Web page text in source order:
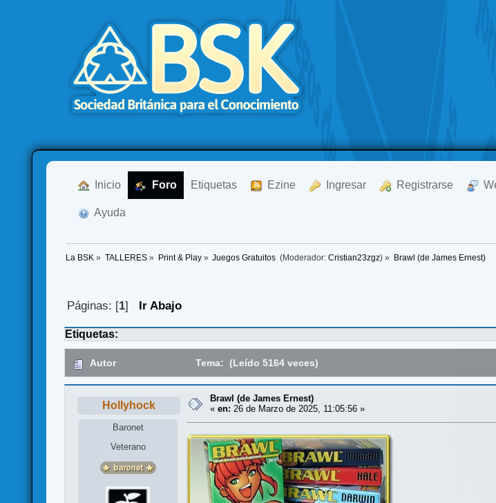
Inicio Foro Etiquetas Ezine Ingresar Registrarse
Ayuda
La BSK » TALLERES» Print & Play» Juegos Gratuitos (Moderador:Cristian23zgz) » Brawl (de James Ernest)
Páginas: [1] Ir Abajo
Etiquetas:
Autor Tema: (Leído 5164 veces)
Hollyhock
Baronet
Veterano
Brawl (de James Ernest)
«en: 26 de Marzo de 2025, 11:05:56 »